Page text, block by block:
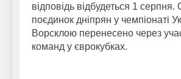
відповідь відбудеться 1 серпня.
поєдинок дніпрян у чемпіонаті
Ворсклою перенесено через
команд у єврокубках.